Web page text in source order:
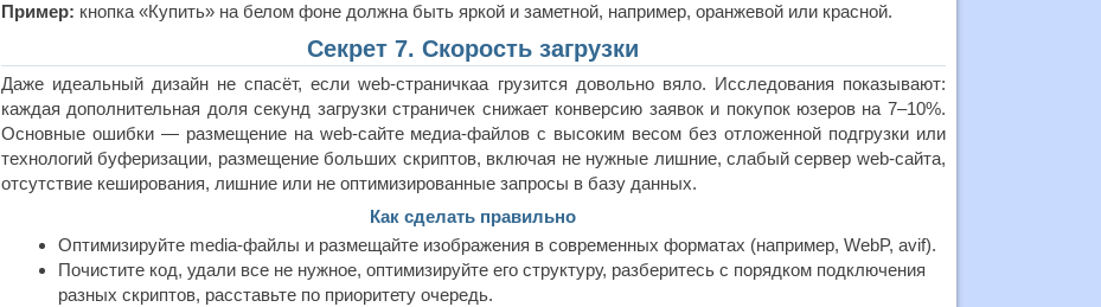
Пример: кнопка «Купить» на белом фоне должна быть яркой и заметной, например, оранжевой или красной.
Секрет 7. Скорость загрузки
Даже идеальный дизайн не спасёт, если web-страничкаа грузится довольно вяло. Исследования показывают:
каждая дополнительная доля секунд загрузки страничек снижает конверсию заявок и покупок юзеров на 7–10%.
Основные ошибки — размещение на web-сайте медиа-файлов с высоким весом без отложенной подгрузки или
технологий буферизации, размещение больших скриптов, включая не нужные лишние, слабый сервер web-сайта,
отсутствие кеширования, лишние или не оптимизированные запросы в базу данных.
Как сделать правильно
Оптимизируйте media-файлы и размещайте изображения в современных форматах (например, WebP, avif).
Почистите код, удали все не нужное, оптимизируйте его структуру, разберитесь с порядком подключения
разных скриптов, расставьте по приоритету очередь.